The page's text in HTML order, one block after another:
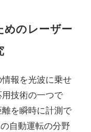
めのレーザー
報を光波に乗せ
技術の一つで
を瞬時に計測で
自動運転の分野